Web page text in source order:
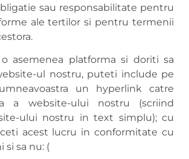
sau responsabilitate pentru
ale tertilor si pentru termenii
asemenea platforma si doriti sa
ul nostru, puteti include pe
un hyperlink catre
a website-ului nostru (scriind
ului nostru in text simplu); cu
acest lucru in conformitate cu
si sa nu: (